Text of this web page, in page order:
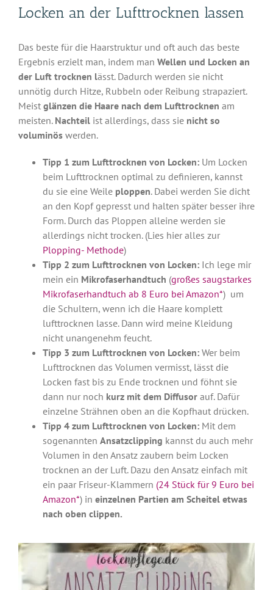
Locken an der Lufttrocknen lassen
Das beste für die Haarstruktur und oft auch das beste
Ergebnis erzielt man, indem man Wellen und Locken an
der Luft trocknen lässt. Dadurch werden sie nicht
unnötig durch Hitze, Rubbeln oder Reibung strapaziert.
Meistglänzen die Haare nach dem Lufttrocknen am
meisten. Nachteilist allerdings, dass sie nicht so
voluminöswerden.
Tipp 1 zum Lufttrocknen von Locken:Um Locken
beim Lufttrocknen optimal zu definieren, kannst
du sie eine Weile ploppen. Dabei werden Sie dicht
an den Kopf gepresst und halten später besser ihre
Form. Durch das Ploppen alleine werden sie
allerdings nicht trocken. (Lies hier alles zur
Plopping- Methode)
Tipp 2 zum Lufttrocknen von Locken:Ich lege mir
mein ein Mikrofaserhandtuch (großes saugstarkes
Mikrofaserhandtuch ab 8 Euro bei Amazon*) um
die Schultern, wenn ich die Haare komplett
lufttrocknen lasse. Dann wird meine Kleidung
nicht unangenehm feucht.
Tipp 3 zum Lufttrocknen von Locken:Wer beim
Lufttrocknen das Volumen vermisst, lässt die
Locken fast bis zu Ende trocknen und föhnt sie
dann nur noch kurz mit dem Diffusorauf. Dafür
einzelne Strähnen oben an die Kopfhaut drücken.
Tipp 4 zum Lufttrocknen von Locken: Mit dem
sogenannten Ansatzclipping kannst du auch mehr
Volumen in den Ansatz zaubern beim Locken
trocknen an der Luft. Dazu den Ansatz einfach mit
ein paar Friseur-Klammern (24 Stück für 9 Euro bei
Amazon*) in einzelnen Partien am Scheitel etwas
nach oben clippen.